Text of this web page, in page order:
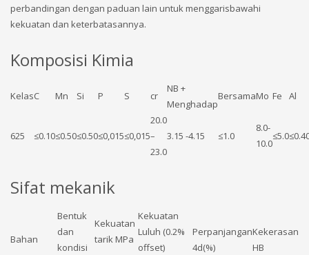
perbandingan dengan paduan lain untuk menggarisbawahi
kekuatan dan keterbatasannya.
Komposisi Kimia
KelasC Mn Si P S cr
NB +
Menghadap
BersamaMo Fe Al
625 ≤0.10≤0.50≤0.50≤0,015≤0,015
20.0
–
23.0
3.15 -4.15 ≤1.0
8.0-
10.0
≤5.0
Sifat mekanik
Bahan
Bentuk
dan
kondisi
Kekuatan
tarik MPa
Kekuatan
Luluh (0.2%
offset)
Perpanjangan
4d(%)
Kekerasan
HB